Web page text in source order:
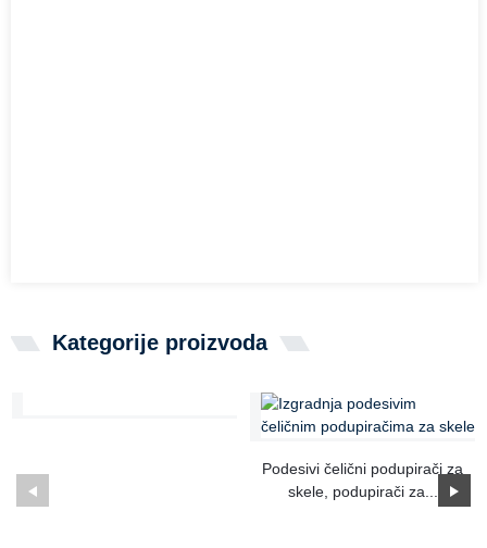
Kategorije proizvoda
Podesivi čelični podupirači za
skele, podupirači za...